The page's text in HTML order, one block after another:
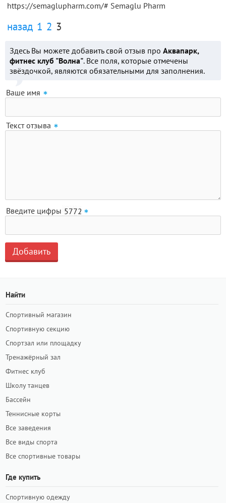
https://semaglupharm.com/# Semaglu Pharm
назад 1 2 3
Здесь Вы можете добавить свой отзыв про Аквапарк,
фитнес клуб "Волна". Все поля, которые отмечены
звёздочкой, являются обязательными для заполнения.
Ваше имя
Текст отзыва
Введите цифры
Найти
Спортивный магазин
Спортивную секцию
Спортзал или площадку
Тренажёрный зал
Фитнес клуб
Школу танцев
Бассейн
Теннисные корты
Все заведения
Все виды спорта
Все спортивные товары
Где купить
Спортивную одежду